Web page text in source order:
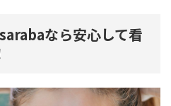
なら安心して看